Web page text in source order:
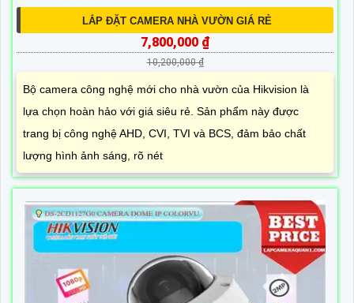
LẮP ĐẶT CAMERA NHÀ VƯỜN GIÁ RẺ
7,800,000 ₫
10,200,000 ₫
Bộ camera công nghệ mới cho nhà vườn của Hikvision là
lựa chọn hoàn hảo với giá siêu rẻ. Sản phẩm này được
trang bị công nghệ AHD, CVI, TVI và BCS, đảm bảo chất
lượng hình ảnh sáng, rõ nét